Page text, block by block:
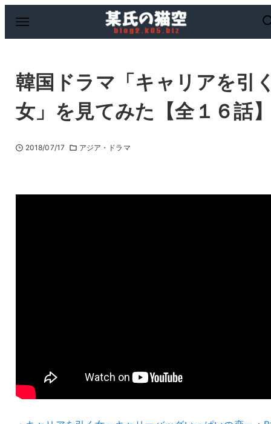
韓国ドラマ「キャリアを引
女」を見てみた【全１６話
2018/07/17 アジア・ドラマ